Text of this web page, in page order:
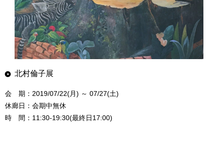
北村倫子展
会 期：2019/07/22(月) ～ 07/27(土)
休廊日：会期中無休
時 間：11:30-19:30(最終日17:00)